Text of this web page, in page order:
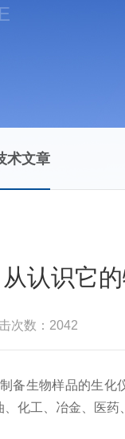
术文章
认识它
次数：2042
备生物样品的生
化工、冶金、医